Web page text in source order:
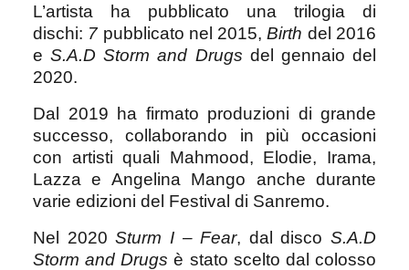
L’artista ha pubblicato una trilogia di
dischi: 7 pubblicato nel 2015,Birth del 2016
eS.A.D Storm and Drugs del gennaio del
2020.
Dal 2019 ha firmato produzioni di grande
successo, collaborando in più occasioni
con artisti quali Mahmood, Elodie, Irama,
Lazza e Angelina Mango anche durante
varie edizioni del Festival di Sanremo.
Nel 2020Sturm I – Fear, dal disco S.A.D
Storm and Drugs è stato scelto dal colosso